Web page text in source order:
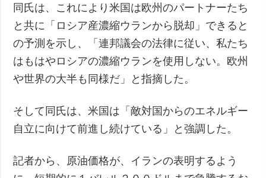
同氏は、これにより米国は欧州のパートナーたち
と共に「ロシア産濃縮ウランから脱却」できると
の予測を示し、「連邦議会の法律に従い、私たち
はもはやロシアの濃縮ウランを使用しない。欧州
や世界の大半も同様だ」と指摘した。
そして同氏は、米国は「敵対国からのエネルギー
自立に向けて前進し続けている」と強調した。
記者から、原油価格が、イランの表明するよう